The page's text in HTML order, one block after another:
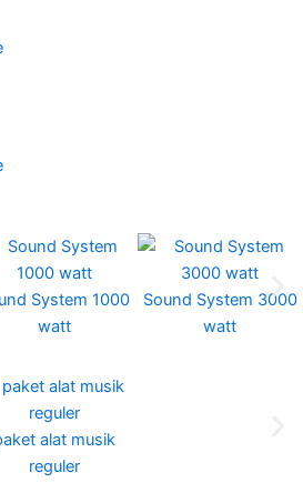
System 1000
watt
Sound System 3000
watt
alat musik
reguler